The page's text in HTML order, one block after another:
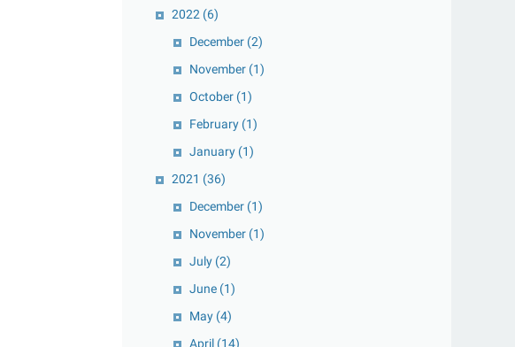
2022 (6)
December (2)
November (1)
October (1)
February (1)
January (1)
2021 (36)
December (1)
November (1)
July (2)
June (1)
May (4)
April (14)